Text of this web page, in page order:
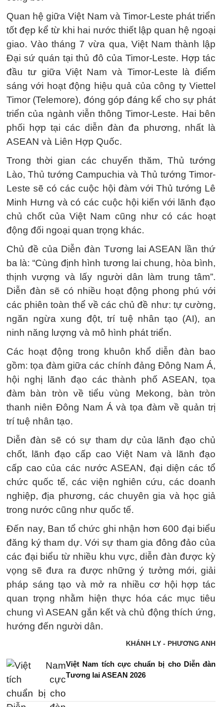
Quan hệ giữa Việt Nam và Timor-Leste phát triển
tốt đẹp kể từ khi hai nước thiết lập quan hệ ngoại
giao. Vào tháng 7 vừa qua, Việt Nam thành lập
Đại sứ quán tại thủ đô của Timor-Leste. Hợp tác
đầu tư giữa Việt Nam và Timor-Leste là điểm
sáng với hoạt động hiệu quả của công ty Viettel
Timor (Telemore), đóng góp đáng kể cho sự phát
triển của ngành viễn thông Timor-Leste. Hai bên
phối hợp tại các diễn đàn đa phương, nhất là
ASEAN và Liên Hợp Quốc.
Trong thời gian các chuyến thăm, Thủ tướng
Lào, Thủ tướng Campuchia và Thủ tướng Timor-
Leste sẽ có các cuộc hội đàm với Thủ tướng Lê
Minh Hưng và có các cuộc hội kiến với lãnh đạo
chủ chốt của Việt Nam cũng như có các hoạt
động đối ngoại quan trọng khác.
Chủ đề của Diễn đàn Tương lai ASEAN lần thứ
ba là: “Cùng định hình tương lai chung, hòa bình,
thịnh vượng và lấy người dân làm trung tâm”.
Diễn đàn sẽ có nhiều hoạt động phong phú với
các phiên toàn thể về các chủ đề như: tự cường,
ngăn ngừa xung đột, trí tuệ nhân tạo (AI), an
ninh năng lượng và mô hình phát triển.
Các hoạt động trong khuôn khổ diễn đàn bao
gồm: tọa đàm giữa các chính đảng Đông Nam Á,
hội nghị lãnh đạo các thành phố ASEAN, tọa
đàm bàn tròn về tiểu vùng Mekong, bàn tròn
thanh niên Đông Nam Á và tọa đàm về quản trị
trí tuệ nhân tạo.
Diễn đàn sẽ có sự tham dự của lãnh đạo chủ
chốt, lãnh đạo cấp cao Việt Nam và lãnh đạo
cấp cao của các nước ASEAN, đại diện các tổ
chức quốc tế, các viện nghiên cứu, các doanh
nghiệp, địa phương, các chuyên gia và học giả
trong nước cũng như quốc tế.
Đến nay, Ban tổ chức ghi nhận hơn 600 đại biểu
đăng ký tham dự. Với sự tham gia đông đảo của
các đại biểu từ nhiều khu vực, diễn đàn được kỳ
vọng sẽ đưa ra được những ý tưởng mới, giải
pháp sáng tạo và mở ra nhiều cơ hội hợp tác
quan trọng nhằm hiện thực hóa các mục tiêu
chung vì ASEAN gắn kết và chủ động thích ứng,
hướng đến người dân.
KHÁNH LY - PHƯƠNG ANH
Việt Nam tích cực chuẩn bị cho Diễn đàn
Tương lai ASEAN 2026